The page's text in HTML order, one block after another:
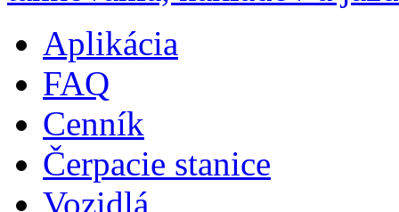
Aplikácia
FAQ
Cenník
Čerpacie stanice
Vozidlá